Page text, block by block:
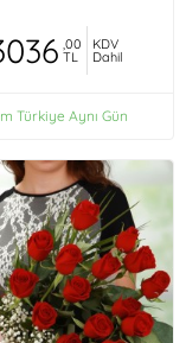
,00
TL
KDV
Dahil
Türkiye Aynı Gün